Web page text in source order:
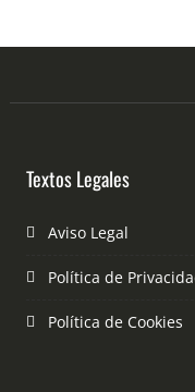
Textos Legales
Aviso Legal
Política de
Política de Cookies